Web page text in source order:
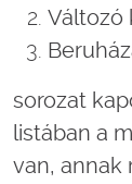
Változó
sorozat
listában a
van, annak